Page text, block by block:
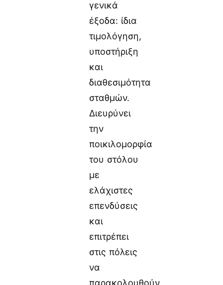
γενικά
έξοδα: ίδια
τιμολόγηση,
υποστήριξη
και
διαθεσιμότητα
σταθμών.
Διευρύνει
την
ποικιλομορφία
του στόλου
με
ελάχιστες
επενδύσεις
και
επιτρέπει
στις πόλεις
να
παρακολουθούν